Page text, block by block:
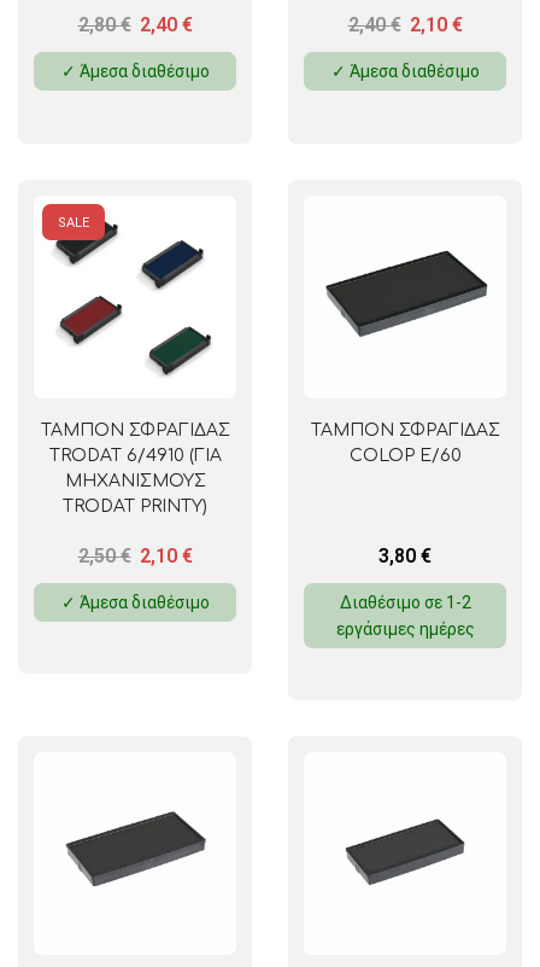
2,80€ 2,40 €
✓ Άμεσα διαθέσιμο
2,40€ 2,10 €
✓ Άμεσα διαθέσιμο
SALE
ΤΑΜΠΟΝ ΣΦΡΑΓΙΔΑΣ
TRODAT 6/4910 (ΓΙΑ
ΜΗΧΑΝΙΣΜΟΥΣ
TRODAT PRINTY)
2,50€ 2,10 €
✓ Άμεσα διαθέσιμο
ΤΑΜΠΟΝ ΣΦΡΑΓΙΔΑΣ
COLOP E/60
3,80 €
Διαθέσιμο σε 1-2
εργάσιμες ημέρες